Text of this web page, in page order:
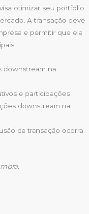
otimizar seu portfólio
A transação deve
e permitir que ela
downstream na
e participações
downstream na
da transação ocorra